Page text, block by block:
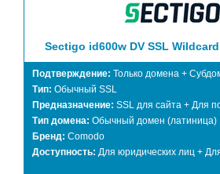
Sectigo id600w DV SSL Wildcard
Подтверждение: Только домена +
Тип: Обычный SSL
Предназначение: SSL для сайта + Для
Тип домена: Обычный домен (латиница)
Бренд: Comodo
Доступность: Для юридических лиц +